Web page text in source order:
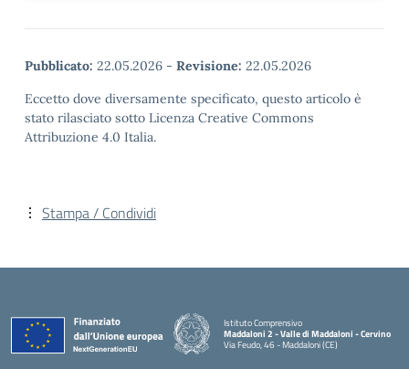
Pubblicato: 22.05.2026 - Revisione: 22.05.2026
Eccetto dove diversamente specificato, questo articolo è
stato rilasciato sotto Licenza Creative Commons
Attribuzione 4.0 Italia.
Stampa / Condividi
Istituto Comprensivo
Maddaloni 2 - Valle di Maddaloni - Cervino
Via Feudo, 46 - Maddaloni (CE)